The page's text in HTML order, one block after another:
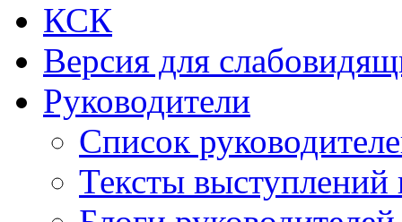
КСК
Версия для
Руководители
Список
Тексты выступлений